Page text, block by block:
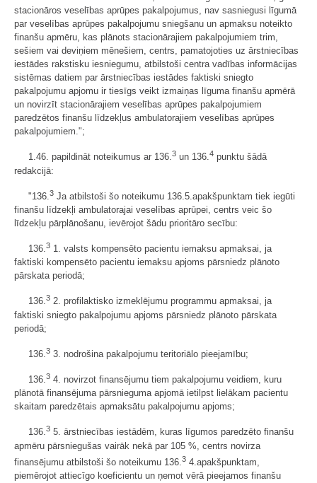
stacionāros veselības aprūpes pakalpojumus, nav sasniegusi līgumā
par veselības aprūpes pakalpojumu sniegšanu un apmaksu noteikto
finanšu apmēru, kas plānots stacionārajiem pakalpojumiem trim,
sešiem vai deviņiem mēnešiem, centrs, pamatojoties uz ārstniecības
iestādes rakstisku iesniegumu, atbilstoši centra vadības informācijas
sistēmas datiem par ārstniecības iestādes faktiski sniegto
pakalpojumu apjomu ir tiesīgs veikt izmaiņas līguma finanšu apmērā
un novirzīt stacionārajiem veselības aprūpes pakalpojumiem
paredzētos finanšu līdzekļus ambulatorajiem veselības aprūpes
pakalpojumiem.";
1.46. papildināt noteikumus ar 136.3 un 136.4 punktu šādā
redakcijā:
"136.3 Ja atbilstoši šo noteikumu 136.5.apakšpunktam tiek iegūti
finanšu līdzekļi ambulatorajai veselības aprūpei, centrs veic šo
līdzekļu pārplānošanu, ievērojot šādu prioritāro secību:
136.3 1. valsts kompensēto pacientu iemaksu apmaksai, ja
faktiski kompensēto pacientu iemaksu apjoms pārsniedz plānoto
pārskata periodā;
136.3 2. profilaktisko izmeklējumu programmu apmaksai, ja
faktiski sniegto pakalpojumu apjoms pārsniedz plānoto pārskata
periodā;
136.3 3. nodrošina pakalpojumu teritoriālo pieejamību;
136.3 4. novirzot finansējumu tiem pakalpojumu veidiem, kuru
plānotā finansējuma pārsnieguma apjomā ietilpst lielākam pacientu
skaitam paredzētais apmaksātu pakalpojumu apjoms;
136.3 5. ārstniecības iestādēm, kuras līgumos paredzēto finanšu
apmēru pārsniegušas vairāk nekā par 105 %, centrs novirza
finansējumu atbilstoši šo noteikumu 136.3 4.apakšpunktam,
piemērojot attiecīgo koeficientu un ņemot vērā pieejamos finanšu